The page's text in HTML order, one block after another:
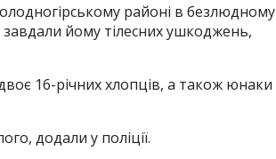
районі в безлюдному
йому тілесних ушкоджень,
16-річних хлопців, а також юнаки
додали у поліції.